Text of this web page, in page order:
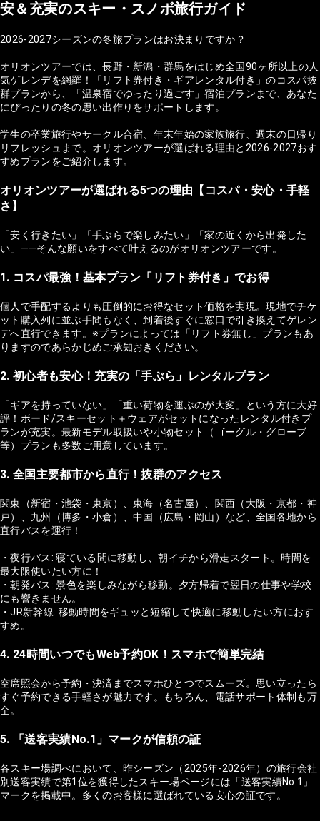
安＆充実のスキー・スノボ旅行ガイド
2026-2027シーズンの冬旅プランはお決まりですか？
オリオンツアーでは、長野・新潟・群馬をはじめ全国90ヶ所以上の人
気ゲレンデを網羅！「リフト券付き・ギアレンタル付き」のコスパ抜
群プランから、「温泉宿でゆったり過ごす」宿泊プランまで、あなた
にぴったりの冬の思い出作りをサポートします。
学生の卒業旅行やサークル合宿、年末年始の家族旅行、週末の日帰り
リフレッシュまで。オリオンツアーが選ばれる理由と2026-2027おす
すめプランをご紹介します。
オリオンツアーが選ばれる5つの理由【コスパ・安心・手軽
さ】
「安く行きたい」「手ぶらで楽しみたい」「家の近くから出発した
い」——そんな願いをすべて叶えるのがオリオンツアーです。
1. コスパ最強！基本プラン「リフト券付き」でお得
個人で手配するよりも圧倒的にお得なセット価格を実現。現地でチケ
ット購入列に並ぶ手間もなく、到着後すぐに窓口で引き換えてゲレン
デへ直行できます。※プランによっては「リフト券無し」プランもあ
りますのであらかじめご承知おきください。
2. 初心者も安心！充実の「手ぶら」レンタルプラン
「ギアを持っていない」「重い荷物を運ぶのが大変」という方に大好
評！ボード/スキーセット＋ウェアがセットになったレンタル付きプ
ランが充実。最新モデル取扱いや小物セット（ゴーグル・グローブ
等）プランも多数ご用意しています。
3. 全国主要都市から直行！抜群のアクセス
関東（新宿・池袋・東京）、東海（名古屋）、関西（大阪・京都・神
戸）、九州（博多・小倉）、中国（広島・岡山）など、全国各地から
直行バスを運行！
・夜行バス: 寝ている間に移動し、朝イチから滑走スタート。時間を
最大限使いたい方に！
・朝発バス: 景色を楽しみながら移動。夕方帰着で翌日の仕事や学校
にも響きません。
・JR新幹線: 移動時間をギュッと短縮して快適に移動したい方におす
すめ。
4. 24時間いつでもWeb予約OK！スマホで簡単完結
空席照会から予約・決済までスマホひとつでスムーズ。思い立ったら
すぐ予約できる手軽さが魅力です。もちろん、電話サポート体制も万
全。
5. 「送客実績No.1」マークが信頼の証
各スキー場調べにおいて、昨シーズン（2025年-2026年）の旅行会社
別送客実績で第1位を獲得したスキー場ページには「送客実績No.1」
マークを掲載中。多くのお客様に選ばれている安心の証です。